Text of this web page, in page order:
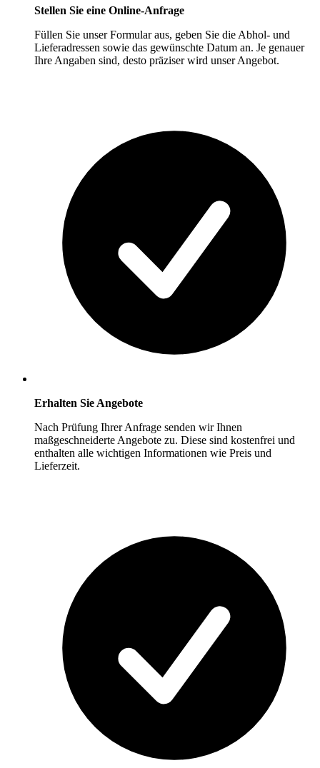
Stellen Sie eine Online-Anfrage
Füllen Sie unser Formular aus, geben Sie die Abhol- und
Lieferadressen sowie das gewünschte Datum an. Je genauer
Ihre Angaben sind, desto präziser wird unser Angebot.
Erhalten Sie Angebote
Nach Prüfung Ihrer Anfrage senden wir Ihnen
maßgeschneiderte Angebote zu. Diese sind kostenfrei und
enthalten alle wichtigen Informationen wie Preis und
Lieferzeit.